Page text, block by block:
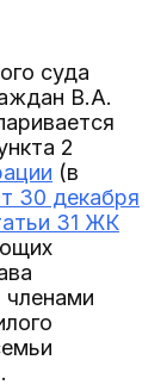
суда
В.А.
2
(в
30 декабря
31 ЖК